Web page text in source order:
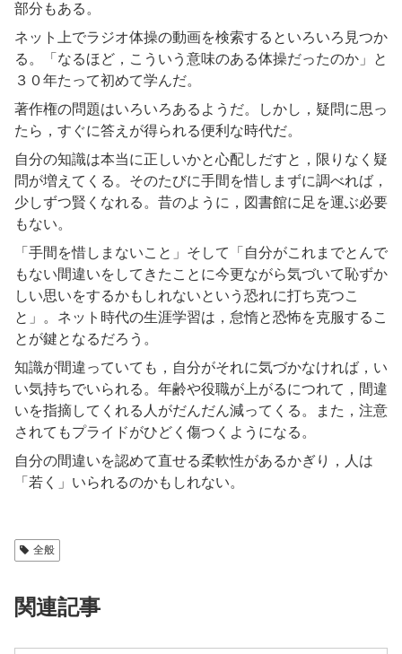
部分もある。
ネット上でラジオ体操の動画を検索するといろいろ見つか
る。「なるほど，こういう意味のある体操だったのか」と
３０年たって初めて学んだ。
著作権の問題はいろいろあるようだ。しかし，疑問に思っ
たら，すぐに答えが得られる便利な時代だ。
自分の知識は本当に正しいかと心配しだすと，限りなく疑
問が増えてくる。そのたびに手間を惜しまずに調べれば，
少しずつ賢くなれる。昔のように，図書館に足を運ぶ必要
もない。
「手間を惜しまないこと」そして「自分がこれまでとんで
もない間違いをしてきたことに今更ながら気づいて恥ずか
しい思いをするかもしれないという恐れに打ち克つこ
と」。ネット時代の生涯学習は，怠惰と恐怖を克服するこ
とが鍵となるだろう。
知識が間違っていても，自分がそれに気づかなければ，い
い気持ちでいられる。年齢や役職が上がるにつれて，間違
いを指摘してくれる人がだんだん減ってくる。また，注意
されてもプライドがひどく傷つくようになる。
自分の間違いを認めて直せる柔軟性があるかぎり，人は
「若く」いられるのかもしれない。
全般
関連記事